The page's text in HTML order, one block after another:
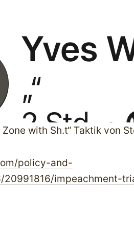
Zone with Sh.t“ Taktik von
policy-and-
20991816/impeachment-